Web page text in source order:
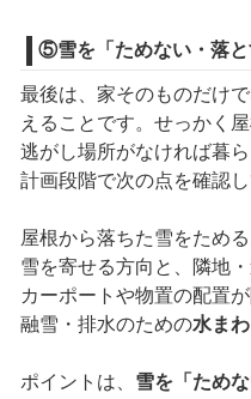
⑤雪を「ためない・落
最後は、家そのものだけで
えることです。せっかく
逃がし場所がなければ暮
計画段階で次の点を確認し
屋根から落ちた雪をためる
雪を寄せる方向と、隣地
カーポートや物置の配置が
融雪・排水のための水ま
ポイントは、 雪を「ため